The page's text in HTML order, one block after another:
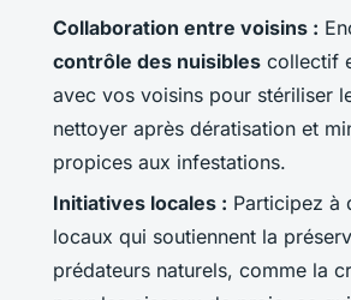
Collaboration entre voisins :
contrôle des nuisibles collectif
avec vos voisins pour stériliser
nettoyer après dératisation et
propices aux infestations.
Initiatives locales : Participez à
locaux qui soutiennent la
prédateurs naturels, comme la